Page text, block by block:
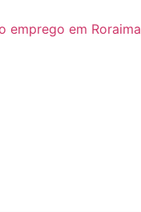
emprego em Roraima